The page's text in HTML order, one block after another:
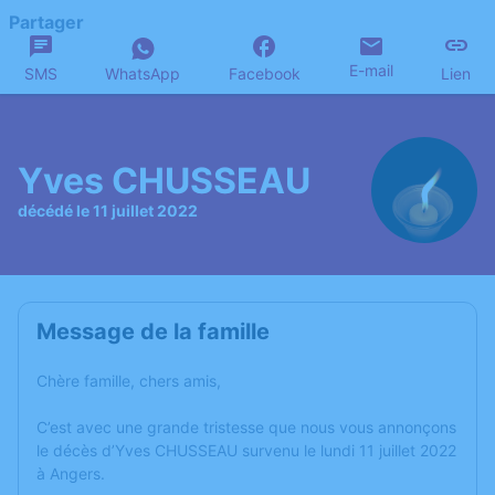
Partager
SMS WhatsApp Facebook E-mail Lien
Yves CHUSSEAU
décédé le 11 juillet 2022
Message de la famille
Chère famille, chers amis,
C’est avec une grande tristesse que nous vous annonçons
le décès d’Yves CHUSSEAU survenu le lundi 11 juillet 2022
à Angers.